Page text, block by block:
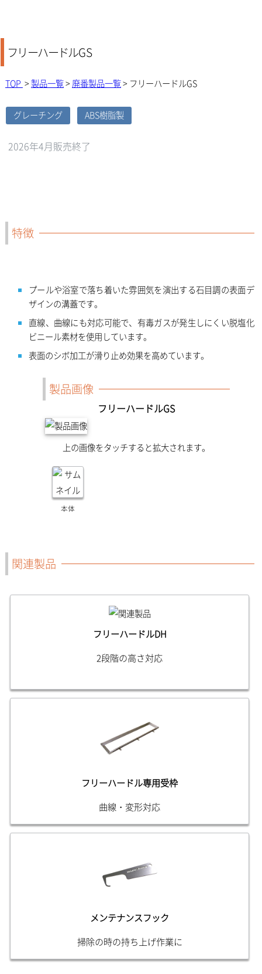
フリーハードルGS
TOP >製品一覧>廃番製品一覧> フリーハードルGS
グレーチング ABS樹脂製
2026年4月販売終了
特徴
プールや浴室で落ち着いた雰囲気を演出する石目調の表面デ
ザインの溝蓋です。
直線、曲線にも対応可能で、有毒ガスが発生しにくい脱塩化
ビニール素材を使用しています。
表面のシボ加工が滑り止め効果を高めています。
製品画像
フリーハードルGS
上の画像をタッチすると拡大されます。
本体
関連製品
フリーハードルDH
2段階の高さ対応
フリーハードル専用受枠
曲線・変形対応
メンテナンスフック
掃除の時の持ち上げ作業に